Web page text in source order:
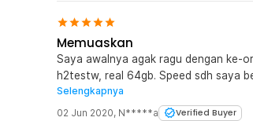
Memuaskan
Saya awalnya agak ragu dengan ke-
h2testw, real 64gb. Speed sdh saya
42 MB/s write seq, setara dengan
SandiskSecureAccess juga bisa jalan
Selengkapnya
02 Jun 2020, N*****a Verified Buyer